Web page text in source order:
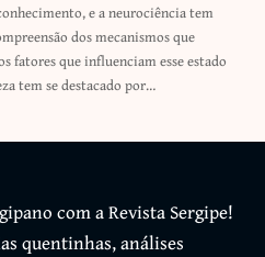
e a neurociência tem
dos mecanismos que
fatores que influenciam esse estado
tem se destacado por…
com a Revista Sergipe!
quentinhas, análises